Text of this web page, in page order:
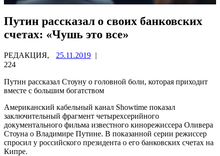
Путин рассказал о своих банковских
счетах: «Чушь это все»
РЕДАКЦИЯ, 25.11.2019 |
224
Путин рассказал Стоуну о головной боли, которая приходит
вместе с большим богатством
Американский кабельный канал Showtime показал
заключительный фрагмент четырехсерийного
документального фильма известного кинорежиссера Оливера
Стоуна о Владимире Путине. В показанной серии режиссер
спросил у российского президента о его банковских счетах на
Кипре.